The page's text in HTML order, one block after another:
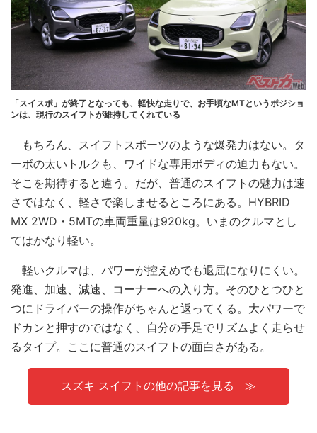
「スイスポ」が終了となっても、軽快な走りで、お手頃なMTというポジショ
ンは、現行のスイフトが維持してくれている
もちろん、スイフトスポーツのような爆発力はない。タ
ーボの太いトルクも、ワイドな専用ボディの迫力もない。
そこを期待すると違う。だが、普通のスイフトの魅力は速
さではなく、軽さで楽しませるところにある。HYBRID
MX 2WD・5MTの車両重量は920kg。いまのクルマとし
てはかなり軽い。
軽いクルマは、パワーが控えめでも退屈になりにくい。
発進、加速、減速、コーナーへの入り方。そのひとつひと
つにドライバーの操作がちゃんと返ってくる。大パワーで
ドカンと押すのではなく、自分の手足でリズムよく走らせ
るタイプ。ここに普通のスイフトの面白さがある。
スズキ スイフトの他の記事を見る